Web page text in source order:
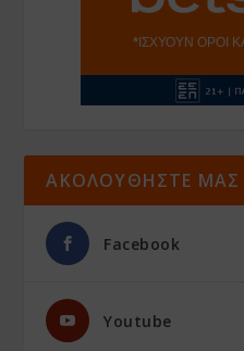
ΑΚΟΛΟΥΘΗΣΤΕ ΜΑΣ
Facebook
Youtube